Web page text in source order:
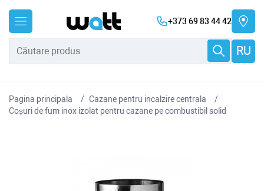
+373 69 83 44 42
RU
Pagina principala
Cazane pentru incalzire centrala
Coșuri de fum inox izolat pentru cazane pe combustibil solid